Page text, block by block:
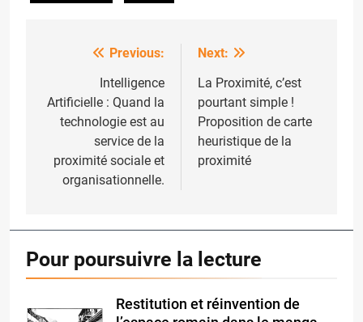
navigation
Previous:
Intelligence
Artificielle : Quand la
technologie est au
service de la
proximité sociale et
organisationnelle.
Next:
La Proximité, c’est
pourtant simple !
Proposition de carte
heuristique de la
proximité
Pour poursuivre la lecture
Restitution et réinvention de